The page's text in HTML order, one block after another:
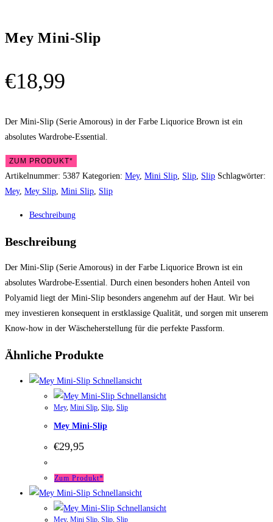
Mey Mini-Slip
€18,99
Der Mini-Slip (Serie Amorous) in der Farbe Liquorice Brown ist ein
absolutes Wardrobe-Essential.
ZUM PRODUKT*
Artikelnummer: 5387 Kategorien: Mey, Mini Slip Slip Slip Schlagwörter:
Mey, Mey Slip Mini Slip Slip
Beschreibung
Beschreibung
Der Mini-Slip (Serie Amorous) in der Farbe Liquorice Brown ist ein
absolutes Wardrobe-Essential. Durch einen besonders hohen Anteil von
Polyamid liegt der Mini-Slip besonders angenehm auf der Haut. Wir bei
mey investieren konsequent in erstklassige Qualität, und sorgen mit unserem
Know-how in der Wäscheherstellung für die perfekte Passform.
Ähnliche Produkte
Schnellansicht
Schnellansicht
Mey, Mini Slip, Slip, Slip
Mey Mini-Slip
€29,95
Zum Produkt*
Schnellansicht
Schnellansicht
Mey, Mini Slip Slip Slip